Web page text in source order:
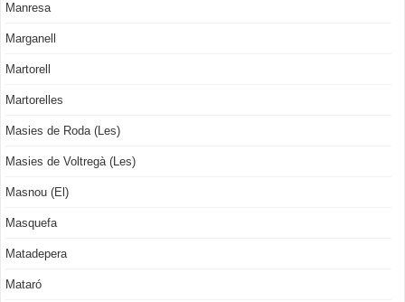
Manresa
Marganell
Martorell
Martorelles
Masies de Roda (Les)
Masies de Voltregà (Les)
Masnou (El)
Masquefa
Matadepera
Mataró